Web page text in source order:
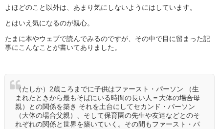
よほどのこと以外は、あまり気にしないようにはしています。
とはいえ気になるのが親心。
たまに本やウェブで読んでみるのですが、その中で目に留まった記
事にこんなことが書いてありました。
（たしか）2歳ころまでに子供はファースト・パーソン （生
まれたときから最もそばにいる時間の長い人＝大体の場合母
親）との関係を築き それを土台にしてセカンド・パーソン
（大体の場合父親）、そして保育園の先生や友達などとのそ
れぞれの関係と世界を築いていく。その間もファースト・パ